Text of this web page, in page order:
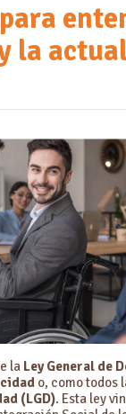
la
de la LGD
para fomentar el
y prevención sin
acceso a la
y nuestra
qué es la LISMI y
cómo se define su
el
estipula la ley
la Ley General de
o, como todos
(LGD). Esta ley